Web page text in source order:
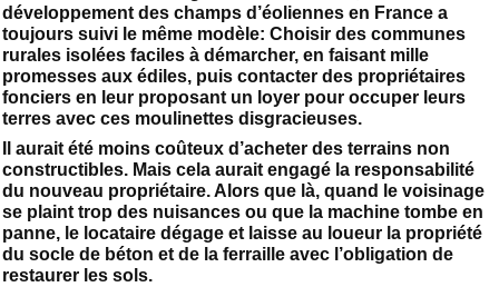
développement des champs d’éoliennes en France a
toujours suivi le même modèle: Choisir des communes
rurales isolées faciles à démarcher, en faisant mille
promesses aux édiles, puis contacter des propriétaires
fonciers en leur proposant un loyer pour occuper leurs
terres avec ces moulinettes disgracieuses.
Il aurait été moins coûteux d’acheter des terrains non
constructibles. Mais cela aurait engagé la responsabilité
du nouveau propriétaire. Alors que là, quand le voisinage
se plaint trop des nuisances ou que la machine tombe en
panne, le locataire dégage et laisse au loueur la propriété
du socle de béton et de la ferraille avec l’obligation de
restaurer les sols.